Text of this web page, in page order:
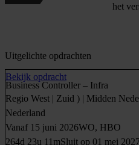
het
Uitgelichte opdrachten
Business Controller – Infra
Regio West | Zuid ) | Midden
Nederland
Vanaf 15 juni 2026WO, HBO
264d 23u 11mSluit op 01 mei
Bekijk opdracht